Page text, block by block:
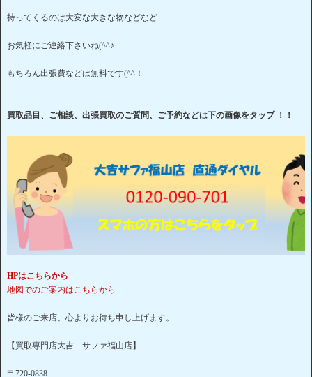
持ってくるのは大変な大きな物などなど
お気軽にご連絡下さいね(^^♪
もちろん出張費などは無料です(^^！
買取品目、ご相談、出張買取のご質問、ご予約などは下の画像をタップ ！！
HPはこちらから
地図でのご案内はこちらから
皆様のご来店、心よりお待ち申し上げます。
【買取専門店大吉 サファ福山店】
〒720-0838